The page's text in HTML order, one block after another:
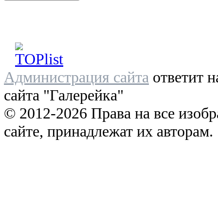
Администрация сайта ответит
сайта "Галерейка"
© 2012-2026 Права на все
сайте, принадлежат их авторам.